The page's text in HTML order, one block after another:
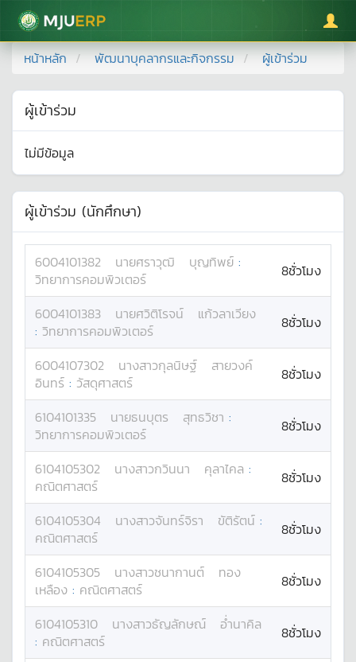
มหาวิทยาลัยแม่โจ้
หน้าหลัก พัฒนาบุคลากรและกิจกรรม ผู้เข้าร่วม
ผู้เข้าร่วม
ไม่มีข้อมูล
ผู้เข้าร่วม (นักศึกษา)
6004101382 นายศราวุฒิ บุญทิพย์ :
วิทยาการคอมพิวเตอร์
8ชั่วโมง
6004101383 นายศวิติโรจน์
แก้วลาเวียง
: วิทยาการคอมพิวเตอร์ 8ชั่วโมง
6004107302 นางสาวกุลนิษฐ์
สายวงค์
อินทร์ : วัสดุศาสตร์ 8ชั่วโมง
6104101335 นายธนบุตร สุทธวิชา :
วิทยาการคอมพิวเตอร์
8ชั่วโมง
6104105302 นางสาวกวินนา คุลาไคล :
คณิตศาสตร์
8ชั่วโมง
6104105304 นางสาวจันทร์จิรา ขัติรัตน์ :
คณิตศาสตร์
8ชั่วโมง
6104105305 นางสาวชนากานต์
ทอง
เหลือง : คณิตศาสตร์ 8ชั่วโมง
6104105310 นางสาวธัญลักษณ์
อ่ำนาคิล
: คณิตศาสตร์ 8ชั่วโมง